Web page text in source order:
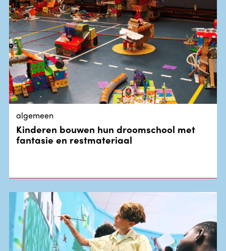
algemeen
Kinderen bouwen hun droomschool met
fantasie en restmateriaal